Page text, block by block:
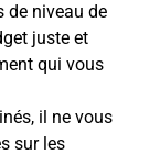
de niveau de
juste et
qui vous
il ne vous
sur les